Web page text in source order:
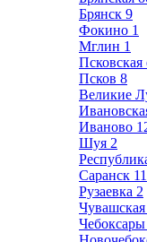
Брянск 9
Фокино 1
Мглин 1
Псковская
Псков 8
Великие
Иваново
Шуя 2
Саранск 11
Рузаевка 2
Чебоксары